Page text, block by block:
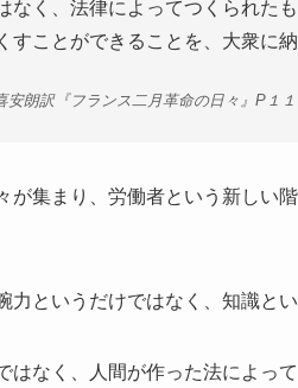
なく、法律によってつくられた
すことができることを、大衆に
安朗訳『フランス二月革命の日々』P１１
が集まり、労働者という新しい
力というだけではなく、知識と
はなく、人間が作った法によって